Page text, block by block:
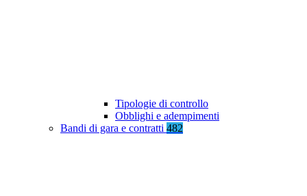
Tipologie di controllo
Obblighi e adempimenti
Bandi di gara e contratti 482